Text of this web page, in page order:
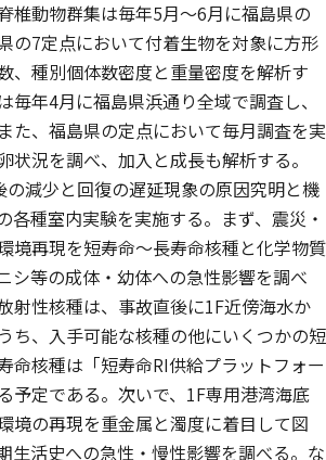
椎動物群集は毎年5月〜6月に福島県の
の7定点において付着生物を対象に方形
、種別個体数密度と重量密度を解析す
毎年4月に福島県浜通り全域で調査し、
た、福島県の定点において毎月調査を実
状況を調べ、加入と成長も解析する。
の減少と回復の遅延現象の原因究明と機
各種室内実験を実施する。まず、震災・
境再現を短寿命〜長寿命核種と化学物質
シ等の成体・幼体への急性影響を調べ
射性核種は、事故直後に1F近傍海水か
ち、入手可能な核種の他にいくつかの短
命核種は「短寿命RI供給プラットフォー
予定である。次いで、1F専用港湾海底
境の再現を重金属と濁度に着目して図
生活史への急性・慢性影響を調べる。な